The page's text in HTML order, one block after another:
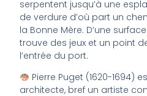
serpentent jusqu’à une
de verdure d’où part un
la Bonne Mère. D’une
trouve des jeux et un point
l’entrée du port.
Pierre Puget (1620-1694)
architecte, bref un artiste